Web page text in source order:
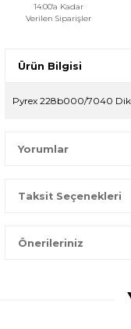
14:00'a Kadar
Verilen Siparişler
Ürün Bilgisi
Pyrex 228b000/7040
Yorumlar
Bir dakikanızı
Taksit Seçenekleri
Önerileriniz
konularda yetersiz
kullanarak tarafımıza